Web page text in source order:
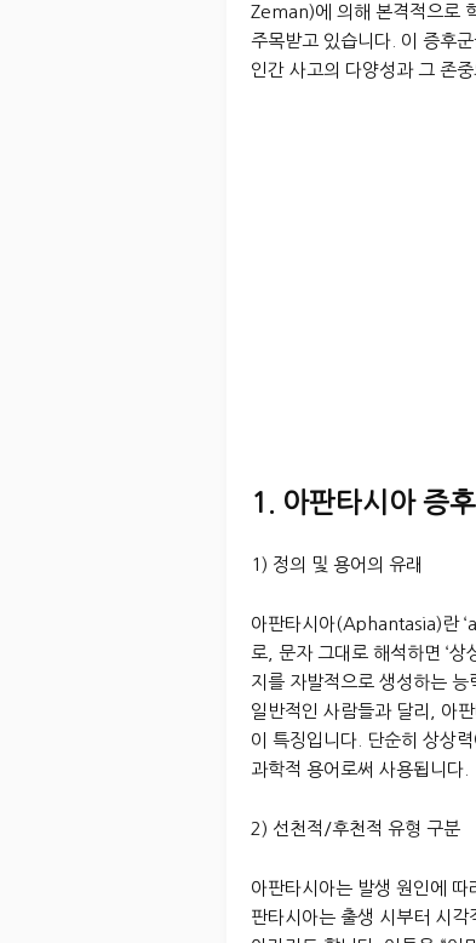
Zeman)에 의해 본격적으로
주목받고 있습니다. 이 증후
인간 사고의 다양성과 그 존
1. 아판타시아 증
1) 정의 및 용어의 유래
아판타시아(Aphantasia)란
로, 문자 그대로 해석하면 ‘상
지를 자발적으로 생성하는
일반적인 사람들과 달리, 아
이 특징입니다. 단순히 상상
과학적 용어로써 사용됩니다.
2) 선천적/후천적 유형 구분
아판타시아는 발생 원인에
판타시아는 출생 시부터 시각